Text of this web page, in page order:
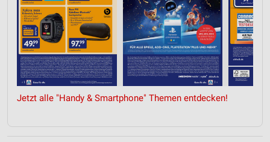
Jetzt alle "Handy & Smartphone" Themen entdecken!